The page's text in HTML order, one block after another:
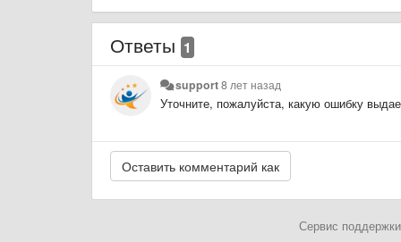
Ответы 1
support8 лет назад
Уточните, пожалуйста, какую ошибку
Сервис